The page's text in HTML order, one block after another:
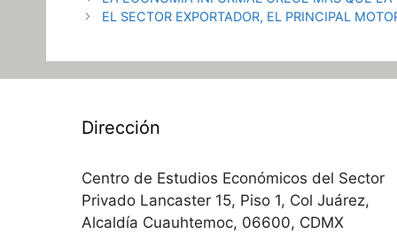
EL SECTOR EXPORTADOR, EL PRINCIPAL
Dirección
Centro de Estudios Económicos del Sector
Privado Lancaster 15, Piso 1, Col Juárez,
Alcaldía Cuauhtemoc, 06600, CDMX